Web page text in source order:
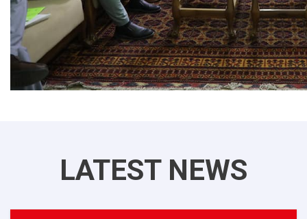
LATEST NEWS